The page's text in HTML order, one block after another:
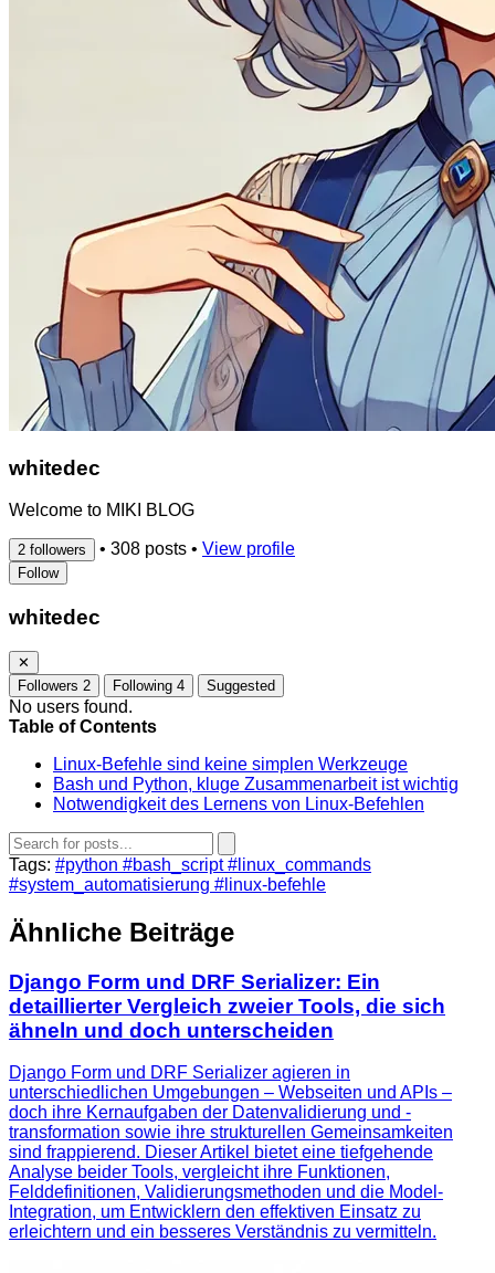
whitedec
Welcome to MIKI BLOG
2 followers • 308 posts • View profile
Follow
whitedec
✕
Followers 2 Following 4 Suggested
No users found.
Table of Contents
Linux-Befehle sind keine simplen Werkzeuge
Bash und Python, kluge Zusammenarbeit ist wichtig
Notwendigkeit des Lernens von Linux-Befehlen
Tags: #python #bash_script#linux_commands
#system_automatisierung #linux-befehle
Ähnliche Beiträge
Django Form und DRF Serializer: Ein
detaillierter Vergleich zweier Tools, die sich
ähneln und doch unterscheiden
Django Form und DRF Serializer agieren in
unterschiedlichen Umgebungen – Webseiten und APIs –
doch ihre Kernaufgaben der Datenvalidierung und -
transformation sowie ihre strukturellen Gemeinsamkeiten
sind frappierend. Dieser Artikel bietet eine tiefgehende
Analyse beider Tools, vergleicht ihre Funktionen,
Felddefinitionen, Validierungsmethoden und die Model-
Integration, um Entwicklern den effektiven Einsatz zu
erleichtern und ein besseres Verständnis zu vermitteln.